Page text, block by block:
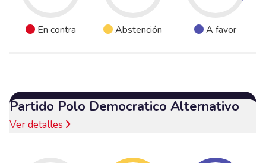
En contra Abstención A favor
Partido Polo Democratico Alternativo
Ver detalles